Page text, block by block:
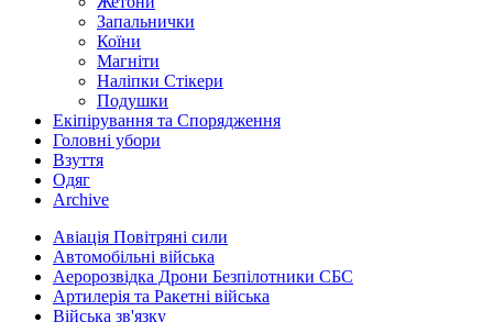
Запальнички
Коїни
Магніти
Наліпки Стікери
Подушки
Екіпірування та Спорядження
Головні убори
Взуття
Одяг
Archive
Авіація Повітряні сили
Автомобільні війська
Аеророзвідка Дрони Безпілотники СБС
Артилерія та Ракетні війська
Війська зв'язку